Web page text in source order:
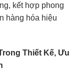
kết hợp phong
hàng hóa hiệu
Thiết Kế, Ưu